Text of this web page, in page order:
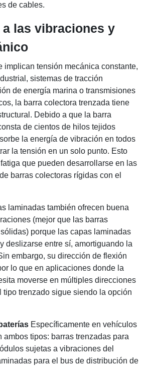
de cables.
las vibraciones y
implican tensión mecánica constante,
sistemas de tracción
de energía marina o transmisiones
la barra colectora trenzada tiene
Debido a que la barra
de cientos de hilos tejidos
la energía de vibración en todos
la tensión en un solo punto. Esto
que pueden desarrollarse en las
barras colectoras rígidas con el
laminadas también ofrecen buena
(mejor que las barras
porque las capas laminadas
deslizarse entre sí, amortiguando la
embargo, su dirección de flexión
lo que en aplicaciones donde la
moverse en múltiples direcciones
tipo trenzado sigue siendo la opción
Específicamente en vehículos
ambos tipos: barras trenzadas para
sujetas a vibraciones del
para el bus de distribución de